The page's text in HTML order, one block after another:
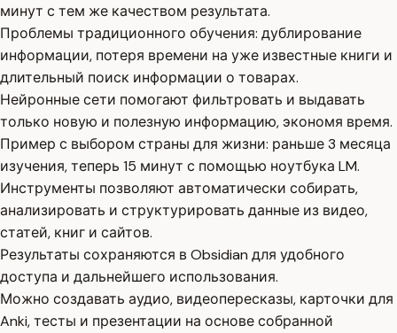
минут с тем же качеством результата.
Проблемы традиционного обучения: дублирование
информации, потеря времени на уже известные книги и
длительный поиск информации о товарах.
Нейронные сети помогают фильтровать и выдавать
только новую и полезную информацию, экономя время.
Пример с выбором страны для жизни: раньше 3 месяца
изучения, теперь 15 минут с помощью ноутбука LM.
Инструменты позволяют автоматически собирать,
анализировать и структурировать данные из видео,
статей, книг и сайтов.
Результаты сохраняются в Obsidian для удобного
доступа и дальнейшего использования.
Можно создавать аудио, видеопересказы, карточки для
Anki, тесты и презентации на основе собранной